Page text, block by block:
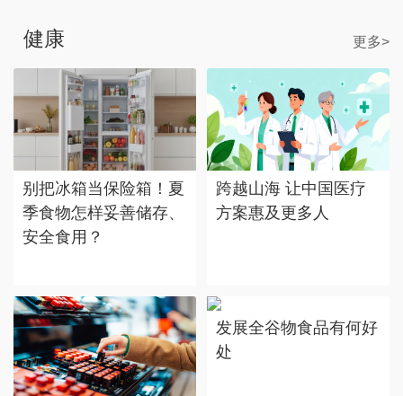
健康 更多>
别把冰箱当保险箱！夏
季食物怎样妥善储存、
安全食用？
跨越山海 让中国医疗
方案惠及更多人
发展全谷物食品有何好
处